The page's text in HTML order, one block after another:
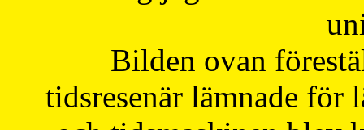
Bilden ovan
tidsresenär lämnade för